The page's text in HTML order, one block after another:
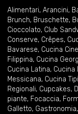
Alimentari, Arancini,
Brunch, Bruschette,
Cioccolato, Club
Conserve, Crêpes,
Bavarese, Cucina
Filippina, Cucina
Cucina Latina, Cucina
Messicana, Cucina
Regionali, Cupcakes,
piante, Focaccia,
Galletto, Gastronomia,